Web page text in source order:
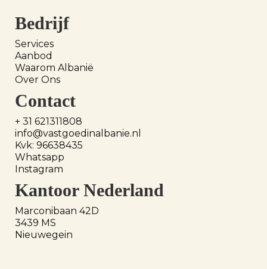
Bedrijf
Services
Aanbod
Waarom Albanië
Over Ons
Contact
+ 31 621311808
info@vastgoedinalbanie.nl
Kvk: 96638435
Whatsapp
Instagram
Kantoor Nederland
Marconibaan 42D
3439 MS
Nieuwegein